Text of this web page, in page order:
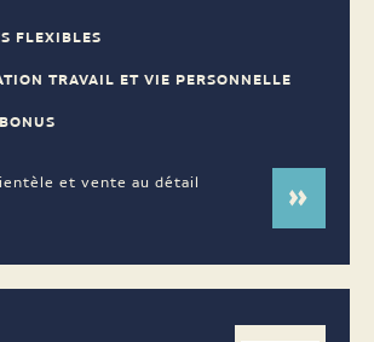
FLEXIBLES
TRAVAIL ET VIE PERSONNELLE
et vente au détail